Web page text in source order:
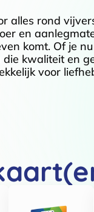
alles rond
en
komt. Of je
kwaliteit en
voor